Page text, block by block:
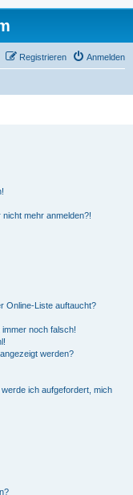
Anmelden
Registrieren
mehr anmelden?!
Online-Liste auftaucht?
noch falsch!
werden?
ich aufgefordert, mich